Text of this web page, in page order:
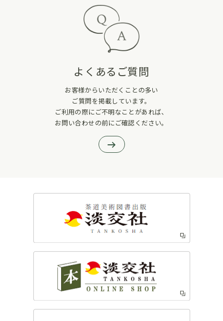
よくあるご質問
お客様からいただくことの多い
ご質問を掲載しています。
ご利用の際にご不明なことがあれば、
お問い合わせの前にご確認ください。